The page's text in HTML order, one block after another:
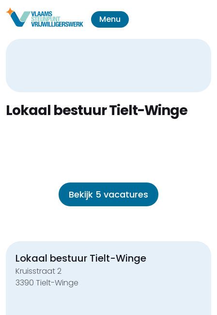
Menu
Lokaal bestuur Tielt-Winge
Bekijk 5 vacatures
Lokaal bestuur Tielt-Winge
Kruisstraat 2
3390 Tielt-Winge